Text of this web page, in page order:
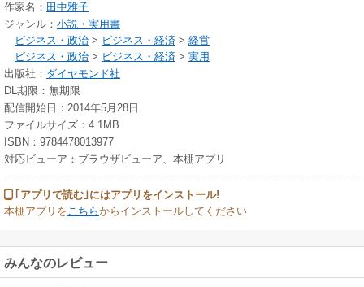
作家名： 田中雅子
ジャンル： 小説・実用書
ビジネス・政治 > ビジネス・経済 > 経営
ビジネス・政治 > ビジネス・経済 > 実用
出版社： ダイヤモンド社
DL期限：無期限
配信開始日：2014年5月28日
ファイルサイズ：4.1MB
ISBN：9784478013977
対応ビューア：ブラウザビューア、本棚アプリ
｢アプリで読む｣にはアプリをインストール!
本棚アプリをこちらからインストールしてください
みんなのレビュー